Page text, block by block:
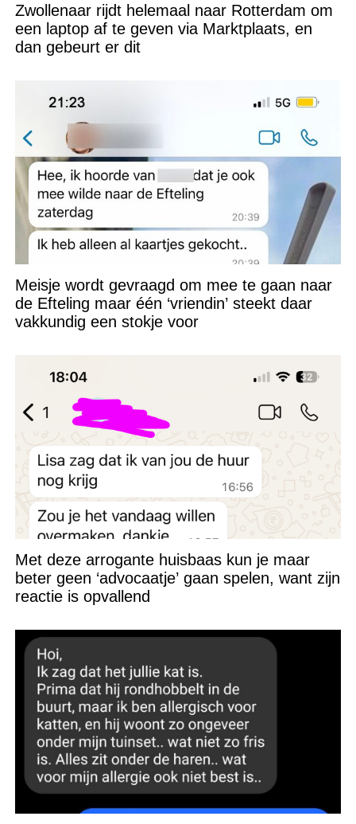
Zwollenaar rijdt helemaal naar Rotterdam om
een laptop af te geven via Marktplaats, en
dan gebeurt er dit
Meisje wordt gevraagd om mee te gaan naar
de Efteling maar één ‘vriendin’ steekt daar
vakkundig een stokje voor
Met deze arrogante huisbaas kun je maar
beter geen ‘advocaatje’ gaan spelen, want zijn
reactie is opvallend